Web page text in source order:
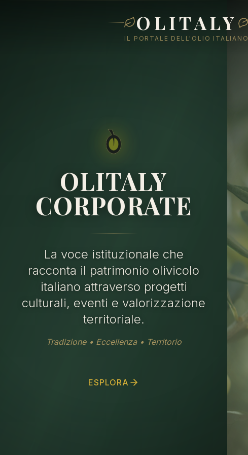
OLITALY
IL PORTALE DELL'OLIO ITALIANO
OLITALY
CORPORATE
La voce istituzionale che
racconta il patrimonio olivicolo
italiano attraverso progetti
culturali, eventi e valorizzazione
territoriale.
Tradizione • Eccellenza • Territorio
ESPLORA